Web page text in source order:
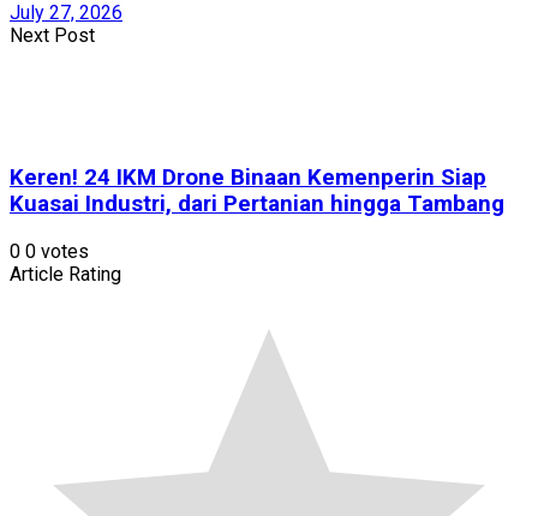
July 27, 2026
Next Post
Keren! 24 IKM Drone Binaan Kemenperin Siap
Kuasai Industri, dari Pertanian hingga Tambang
0 0 votes
Article Rating